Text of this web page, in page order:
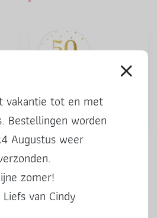
|
Stickers | 50 Hoera | 3 stuks
0,50
vakantie tot en met
Bestellingen worden
Augustus weer
zomer!
van Cindy